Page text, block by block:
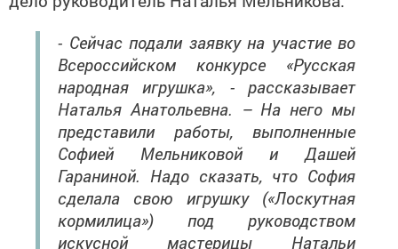
- Сейчас подали заявку на участие во
Всероссийском конкурсе «Русская
народная игрушка», - рассказывает
Наталья Анатольевна. – На него мы
представили работы, выполненные
Софией Мельниковой и Дашей
Гараниной. Надо сказать, что София
сделала свою игрушку («Лоскутная
кормилица») под руководством
искусной мастерицы Натальи